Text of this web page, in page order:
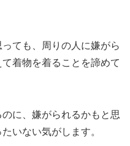
ても、周りの人に嫌がら
着物を着ることを諦めて
に、嫌がられるかもと思
いない気がします。